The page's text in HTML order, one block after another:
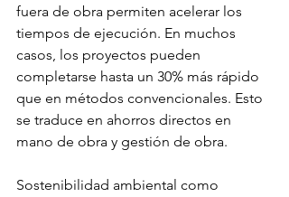
fuera de obra permiten acelerar los
tiempos de ejecución. En muchos
casos, los proyectos pueden
completarse hasta un 30% más rápido
que en métodos convencionales. Esto
se traduce en ahorros directos en
mano de obra y gestión de obra.
Sostenibilidad ambiental como